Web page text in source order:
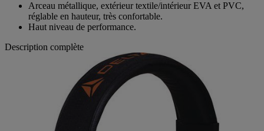
Arceau métallique, extérieur textile/intérieur EVA et PVC,
réglable en hauteur, très confortable.
Haut niveau de performance.
Description complète